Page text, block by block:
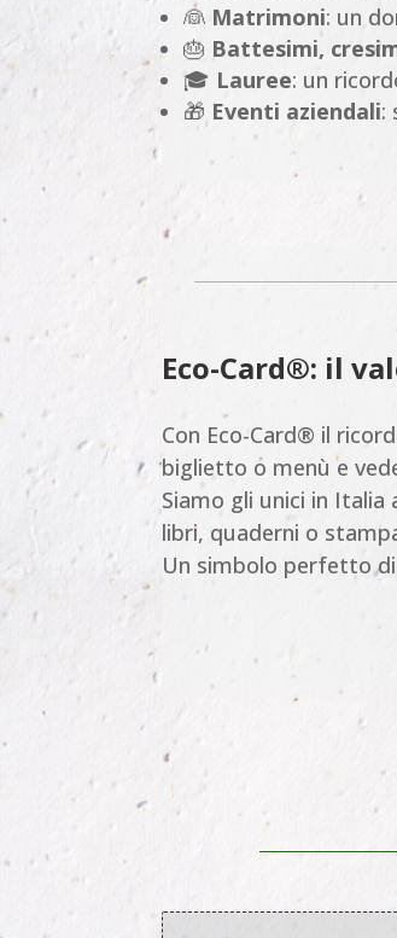
👰 Matrimoni: un
🎂 Battesimi,
🎓 Lauree: un
🎁 Eventi aziendali:
Eco-Card®: il
Con Eco-Card® il
biglietto o menù e
Siamo gli unici in
libri, quaderni o
Un simbolo perfetto